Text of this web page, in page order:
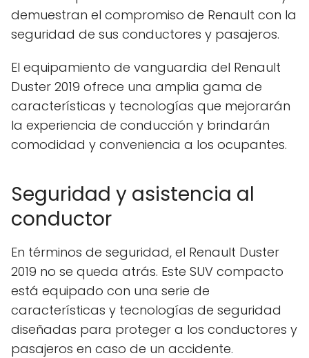
demuestran el compromiso de Renault con la
seguridad de sus conductores y pasajeros.
El equipamiento de vanguardia del Renault
Duster 2019 ofrece una amplia gama de
características y tecnologías que mejorarán
la experiencia de conducción y brindarán
comodidad y conveniencia a los ocupantes.
Seguridad y asistencia al
conductor
En términos de seguridad, el Renault Duster
2019 no se queda atrás. Este SUV compacto
está equipado con una serie de
características y tecnologías de seguridad
diseñadas para proteger a los conductores y
pasajeros en caso de un accidente.